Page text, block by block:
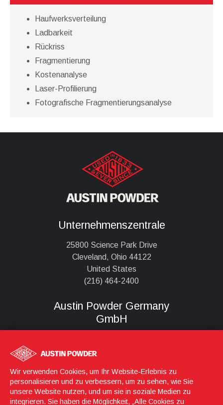
Haufwerksverteilung
Ladbarkeit
Rückriss
Fragmentierung
Kostenanalyse
Laser-Profilierung
Fotografische Fragmentierungsanalyse
Unternehmenszentrale
25800 Science Park Drive
Cleveland, Ohio 44122
United States
(216) 464-2400
Austin Powder Germany
GmbH
D-90402, Nürnberg
0800 2767658
Wir verwenden Cookies, um Ihr Website-Erlebnis zu
personalisieren und zu verbessern, um zu sehen, wie Sie
unsere Website nutzen, und um sie in soziale Medien zu
integrieren. Sie haben die Möglichkeit, „Alle Cookies zu